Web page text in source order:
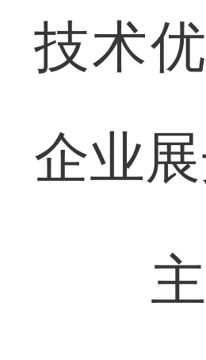
技术
企业
主